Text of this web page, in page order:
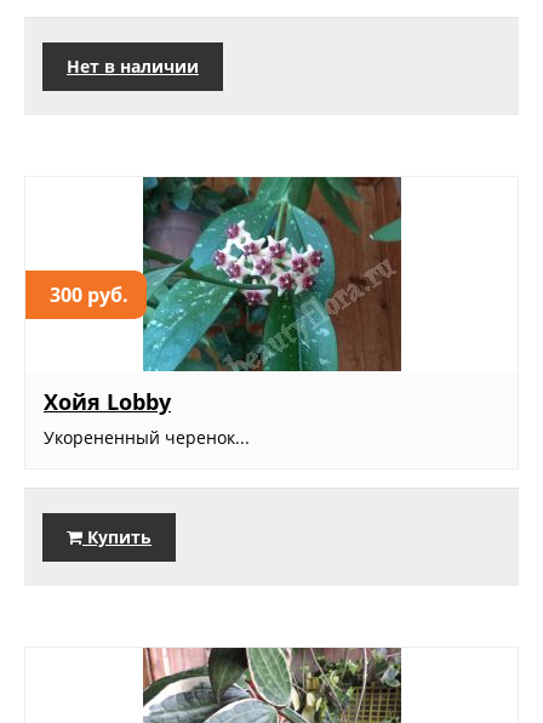
Нет в наличии
300 руб.
Хойя Lobby
Укорененный черенок...
Купить